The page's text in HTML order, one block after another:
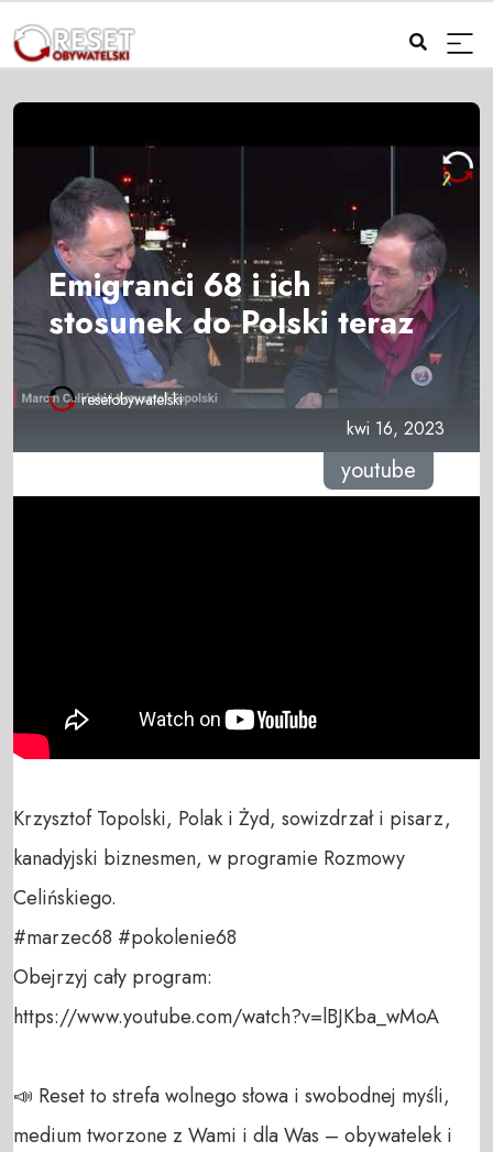
Emigranci 68 i ich
stosunek do Polski teraz
resetobywatelski
kwi 16, 2023
youtube
Krzysztof Topolski, Polak i Żyd, sowizdrzał i pisarz,
kanadyjski biznesmen, w programie Rozmowy
Celińskiego.
#marzec68 #pokolenie68
Obejrzyj cały program:
https://www.youtube.com/watch?v=lBJKba_wMoA
📣 Reset to strefa wolnego słowa i swobodnej myśli,
medium tworzone z Wami i dla Was – obywatelek i